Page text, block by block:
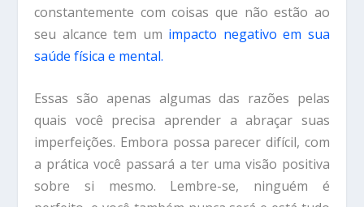
constantemente com coisas que não estão ao
seu alcance tem um impacto negativo em sua
saúde física e mental.
Essas são apenas algumas das razões pelas
quais você precisa aprender a abraçar suas
imperfeições. Embora possa parecer difícil, com
a prática você passará a ter uma visão positiva
sobre si mesmo. Lembre-se, ninguém é